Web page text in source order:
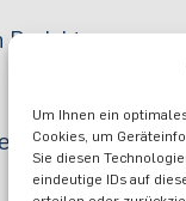
Um Ihnen ein
Cookies, um
Sie diesen
eindeutige IDs auf
Projekten,